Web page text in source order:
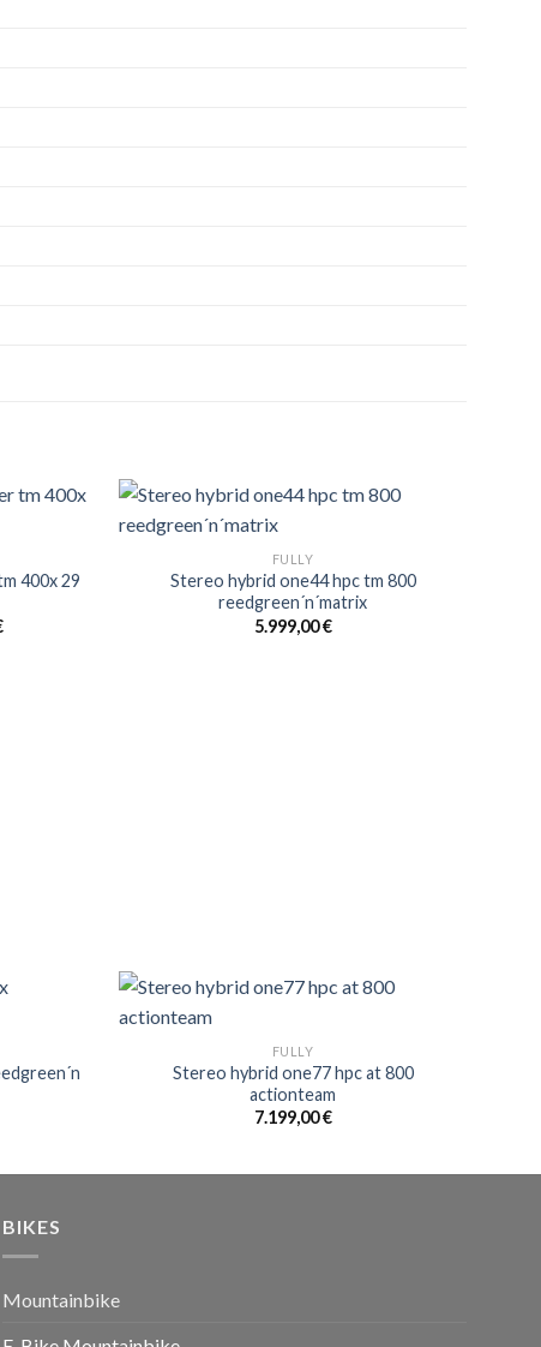
400x 29
Aktueller
FULLY
Stereo hybrid one44 hpc tm 800
reedgreen´n´matrix
5.999,00€
FULLY
Stereo hybrid one77 hpc at 800
actionteam
7.199,00€
BIKES
Mountainbike